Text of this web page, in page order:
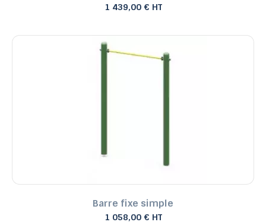
1 439,00 € HT
Barre fixe simple
1 058,00 € HT